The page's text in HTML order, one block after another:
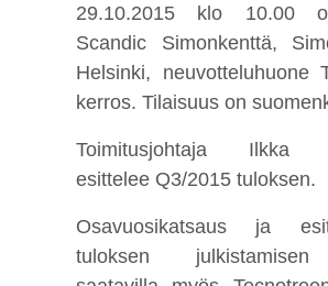
29.10.2015 klo 10.00
Scandic Simonkenttä,
Helsinki, neuvotteluhuone
kerros. Tilaisuus on
Toimitusjohtaja Ilkka
esittelee Q3/2015 tuloksen.
Osavuosikatsaus ja
tuloksen